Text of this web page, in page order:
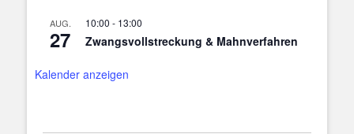
AUG.
27
10:00 - 13:00
Zwangsvollstreckung & Mahnverfahren
Kalender anzeigen